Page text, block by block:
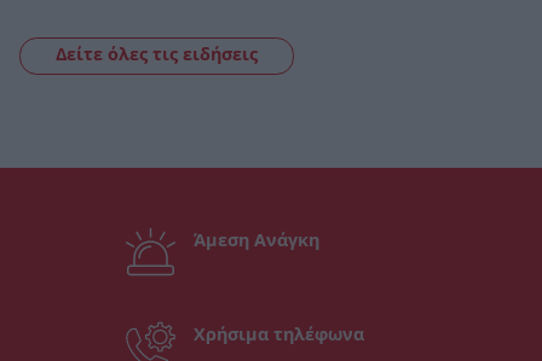
Δείτε όλες τις ειδήσεις
Άμεση Ανάγκη
Χρήσιμα τηλέφωνα